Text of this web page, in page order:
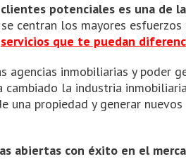
potenciales es una de
centran los mayores
servicios que te puedan
inmobiliarias y poder
la industria
una propiedad y generar
abiertas con éxito en el